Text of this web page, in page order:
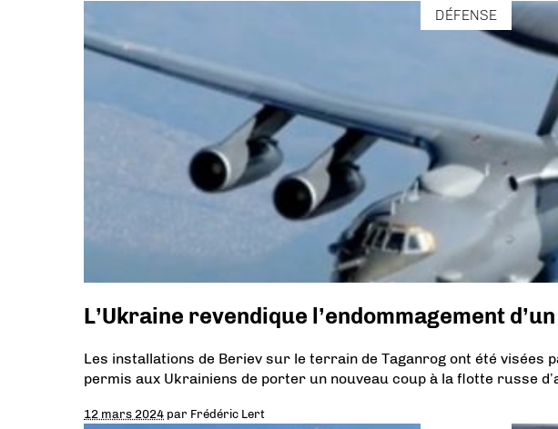
DÉFENSE
L’Ukraine revendique l’endommagement
Les installations de Beriev sur le terrain de Taganrog ont été visées
permis aux Ukrainiens de porter un nouveau coup à la flotte russe
12 mars 2024 par Frédéric Lert